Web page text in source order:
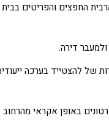
החפצים והפריטים בבית
דירה.
להצטייד בערכה
באופן אקראי מהרחוב